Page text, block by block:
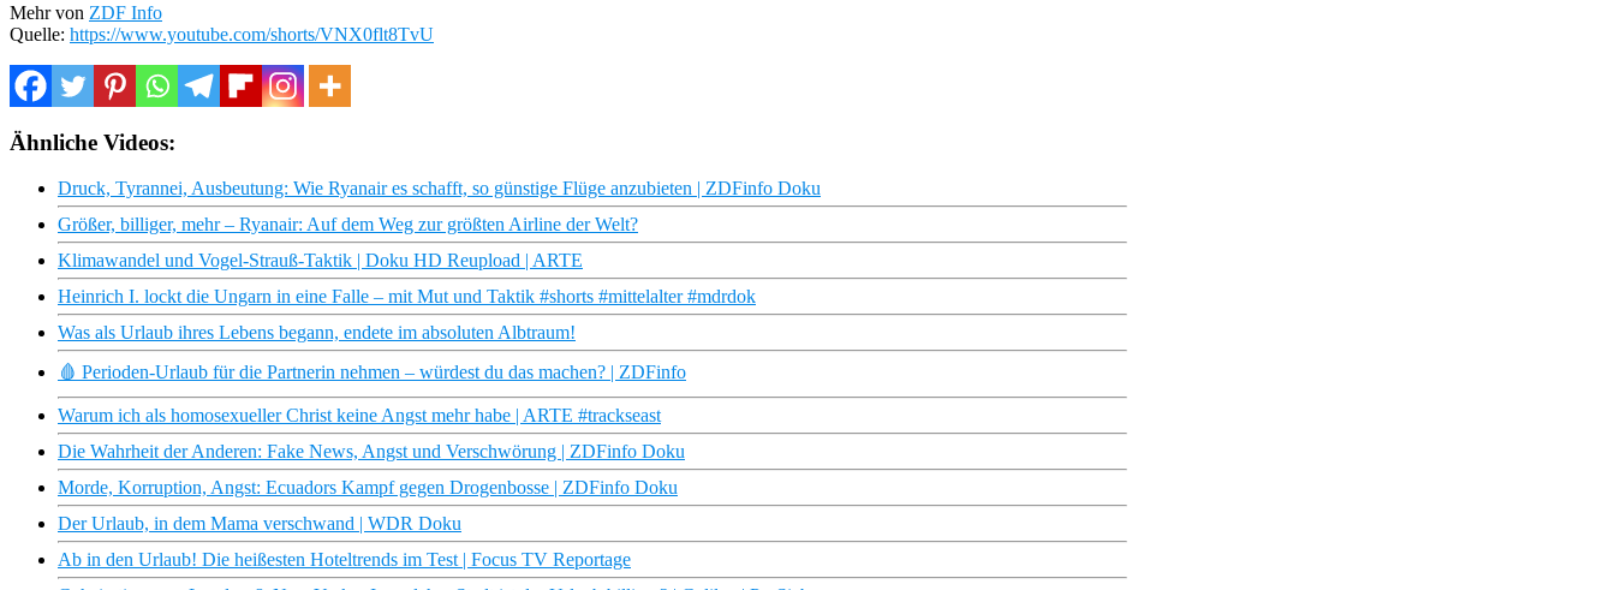
Mehr von ZDF Info
Quelle: https://www.youtube.com/shorts/VNX0flt8TvU
Ähnliche Videos:
Druck, Tyrannei, Ausbeutung: Wie Ryanair es schafft, so günstige Flüge anzubieten | ZDFinfo Doku
Größer, billiger, mehr – Ryanair: Auf dem Weg zur größten Airline der Welt?
Klimawandel und Vogel-Strauß-Taktik | Doku HD Reupload | ARTE
Heinrich I. lockt die Ungarn in eine Falle – mit Mut und Taktik #shorts #mittelalter #mdrdok
Was als Urlaub ihres Lebens begann, endete im absoluten Albtraum!
🩸 Perioden-Urlaub für die Partnerin nehmen – würdest du das machen? | ZDFinfo
Warum ich als homosexueller Christ keine Angst mehr habe | ARTE #trackseast
Die Wahrheit der Anderen: Fake News, Angst und Verschwörung | ZDFinfo Doku
Morde, Korruption, Angst: Ecuadors Kampf gegen Drogenbosse | ZDFinfo Doku
Der Urlaub, in dem Mama verschwand | WDR Doku
Ab in den Urlaub! Die heißesten Hoteltrends im Test | Focus TV Reportage